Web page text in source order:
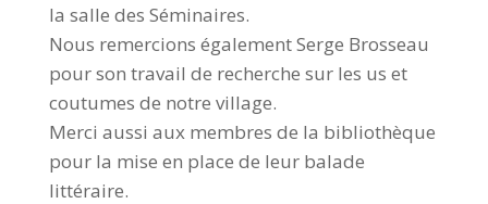
la salle des Séminaires.
Nous remercions également Serge Brosseau
pour son travail de recherche sur les us et
coutumes de notre village.
Merci aussi aux membres de la bibliothèque
pour la mise en place de leur balade
littéraire.